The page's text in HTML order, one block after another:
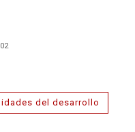
del desarrollo